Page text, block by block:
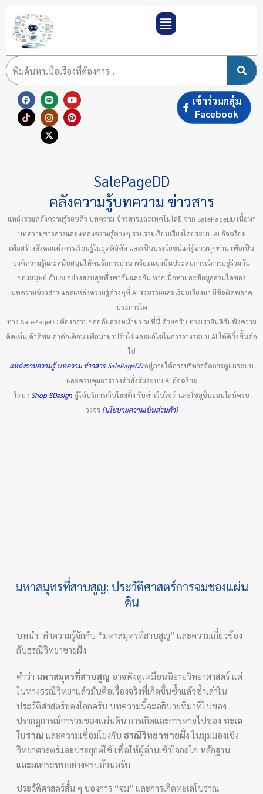
Skip
to
content
F
a
c
e
L
i
n
e
Y
o
u
t
T
i
k
t
I
n
s
t
a
g
P
i
n
t
X
-
t
w
i
t
เข้าร่วมกลุ่ม
Facebook
SalePageDD
คลังความรู้บทความ ข่าวสาร
แหล่งรวมคลังความรู้รอบตัว บทความ ข่าวสารและเทคโนโลยี จาก SalePageDD เนื้อหา
บทความข่าวสารและแหล่งความรู้ต่างๆ รวบรวมเรียบเรียงโดยระบบ AI อัจฉริยะ
เพื่อสร้างสังคมแห่งการเรียนรู้ในยุคดิจิทัล และเป็นประโยชน์แก่ผู้อ่านทุกท่าน เพื่อเป็น
องค์ความรู้และสนับสนุนให้คนรักการอ่าน พร้อมแบ่งปันประสบการณ์การอยู่ร่วมกัน
ของมนุษย์ กับ AI อย่างสงบสุขพึ่งพากันและกัน หากเนื้อหาและข้อมูลส่วนใดของ
บทความข่าวสาร และแหล่งความรู้ต่างๆที่ AI รวบรวมและเรียบเรียงมา มีข้อผิดพลาด
ประการใด
ทาง SalePageDD ต้องกราบขออภัยล่วงหน้ามา ณ ที่นี้ ด้วยครับ ทางเรายินดีรับฟังความ
คิดเห็น คำติชม คำตักเตือน เพื่อนำมาปรับใช้และแก้ไขในการวางระบบ AI ให้ดียิ่งขึ้นต่อ
ไป
แหล่งรวมความรู้ บทความ ข่าวสาร SalePageDDอยู่ภายใต้การบริหารจัดการดูแลระบบ
และควบคุมการวางคำสั่งรันระบบ AI อัจฉริยะ
โดย : Shop SDesign ผู้ให้บริการเว็บโฮสติ้ง รับทำเว็บไซต์ และโซลูชั่นออนไลน์ครบ
วงจร(นโยบายความเป็นส่วนตัว)
มหาสมุทรที่สาบสูญ: ประวัติศาสตร์การจมของแผ่น
ดิน
บทนำ: ทำความรู้จักกับ “มหาสมุทรที่สาบสูญ” และความเกี่ยวข้อง
กับธรณีวิทยาชายฝั่ง
คำว่ามหาสมุทรที่สาบสูญ อาจฟังดูเหมือนนิยายวิทยาศาสตร์ แต่
ในทางธรณีวิทยาแล้วมันคือเรื่องจริงที่เกิดขึ้นซ้ำแล้วซ้ำเล่าใน
ประวัติศาสตร์ของโลกครับ บทความนี้จะอธิบายที่มาที่ไปของ
ปรากฏการณ์การจมของแผ่นดิน การเกิดและการหายไปของทะเล
โบราณ และความเชื่อมโยงกับธรณีวิทยาชายฝั่ง ในมุมมองเชิง
วิทยาศาสตร์และประยุกต์ใช้ เพื่อให้ผู้อ่านเข้าใจกลไก หลักฐาน
และผลกระทบอย่างครบถ้วนครับ
ประวัติศาสตร์สั้น ๆ ของการ “จม” และการเกิดทะเลโบราณ